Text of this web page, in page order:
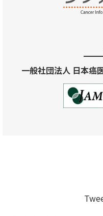
一般社団法人 日本癌